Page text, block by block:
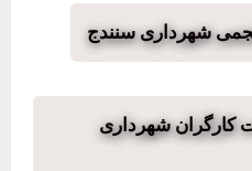
شهرداری سنندج
کارگران شهرداری